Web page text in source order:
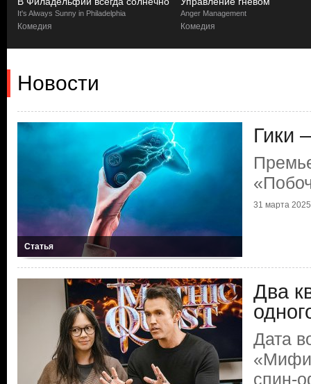
It's Always Sunny in Philadelphia
Комедия
Anger Management
Комедия
Новости
Статья
Гики
31 марта 2025
Два
Дата
спин-